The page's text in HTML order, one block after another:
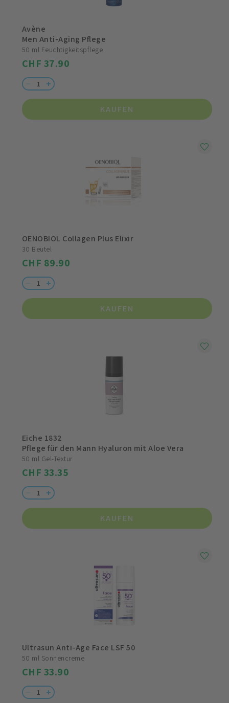
Avène
Men Anti-Aging Pflege
50 ml Feuchtigkeitspflege
CHF 37.90
KAUFEN
OENOBIOL Collagen Plus Elixir
30 Beutel
CHF 89.90
KAUFEN
Eiche 1832
Pflege für den Mann Hyaluron mit Aloe Vera
50 ml Gel-Textur
CHF 33.35
KAUFEN
Ultrasun Anti-Age Face LSF 50
50 ml Sonnencreme
CHF 33.90